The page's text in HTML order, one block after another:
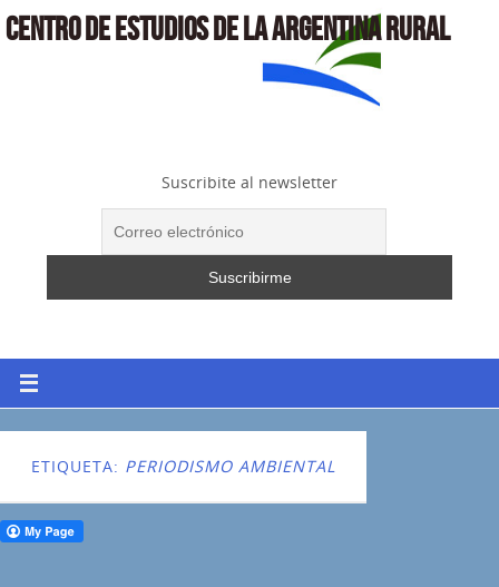
CENTRO DE ESTUDIOS DE LA ARGENTINA RURAL
Suscribite al newsletter
ETIQUETA: PERIODISMO AMBIENTAL